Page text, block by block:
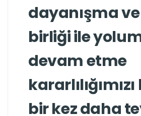
dayanışma
birliği ile
devam etme
bir kez daha